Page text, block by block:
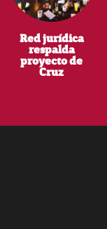
Red jurídica
respalda
proyecto de
Cruz